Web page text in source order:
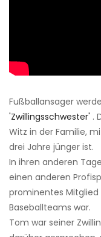
Fußballansager
'Zwillingsschwester' .
Witz in der Familie,
drei Jahre jünger ist.
In ihren anderen
einen anderen
prominentes
Baseballteams war.
Tom war seiner